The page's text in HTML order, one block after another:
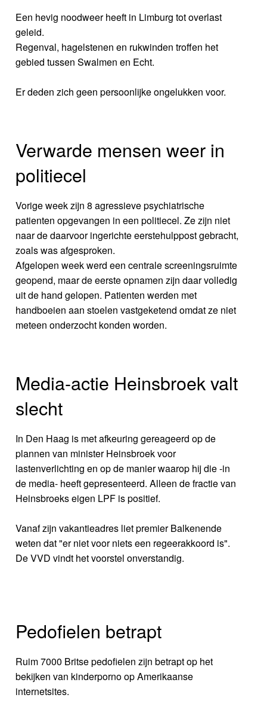
Een hevig noodweer heeft in Limburg tot overlast
geleid.
Regenval, hagelstenen en rukwinden troffen het
gebied tussen Swalmen en Echt.
Er deden zich geen persoonlijke ongelukken voor.
Verwarde mensen weer in
politiecel
Vorige week zijn 8 agressieve psychiatrische
patienten opgevangen in een politiecel. Ze zijn niet
naar de daarvoor ingerichte eerstehulppost gebracht,
zoals was afgesproken.
Afgelopen week werd een centrale screeningsruimte
geopend, maar de eerste opnamen zijn daar volledig
uit de hand gelopen. Patienten werden met
handboeien aan stoelen vastgeketend omdat ze niet
meteen onderzocht konden worden.
Media-actie Heinsbroek valt
slecht
In Den Haag is met afkeuring gereageerd op de
plannen van minister Heinsbroek voor
lastenverlichting en op de manier waarop hij die -in
de media- heeft gepresenteerd. Alleen de fractie van
Heinsbroeks eigen LPF is positief.
Vanaf zijn vakantieadres liet premier Balkenende
weten dat "er niet voor niets een regeerakkoord is".
De VVD vindt het voorstel onverstandig.
Pedofielen betrapt
Ruim 7000 Britse pedofielen zijn betrapt op het
bekijken van kinderporno op Amerikaanse
internetsites.